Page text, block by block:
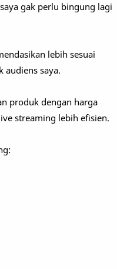
gak perlu bingung lagi
lebih sesuai
audiens saya.
produk dengan harga
streaming lebih efisien.